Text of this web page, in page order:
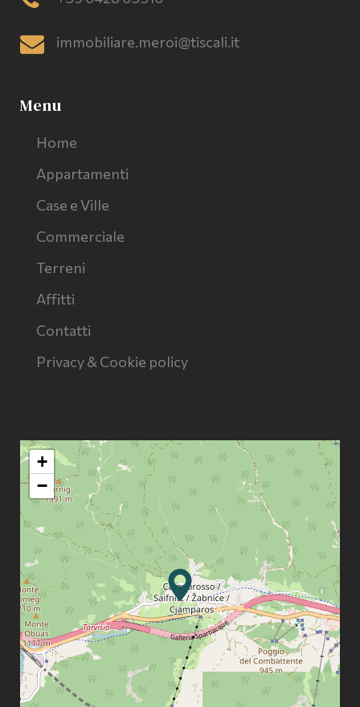
immobiliare.meroi@tiscali.it
Menu
Home
Appartamenti
Case e Ville
Commerciale
Terreni
Affitti
Contatti
Privacy & Cookie policy
+
−